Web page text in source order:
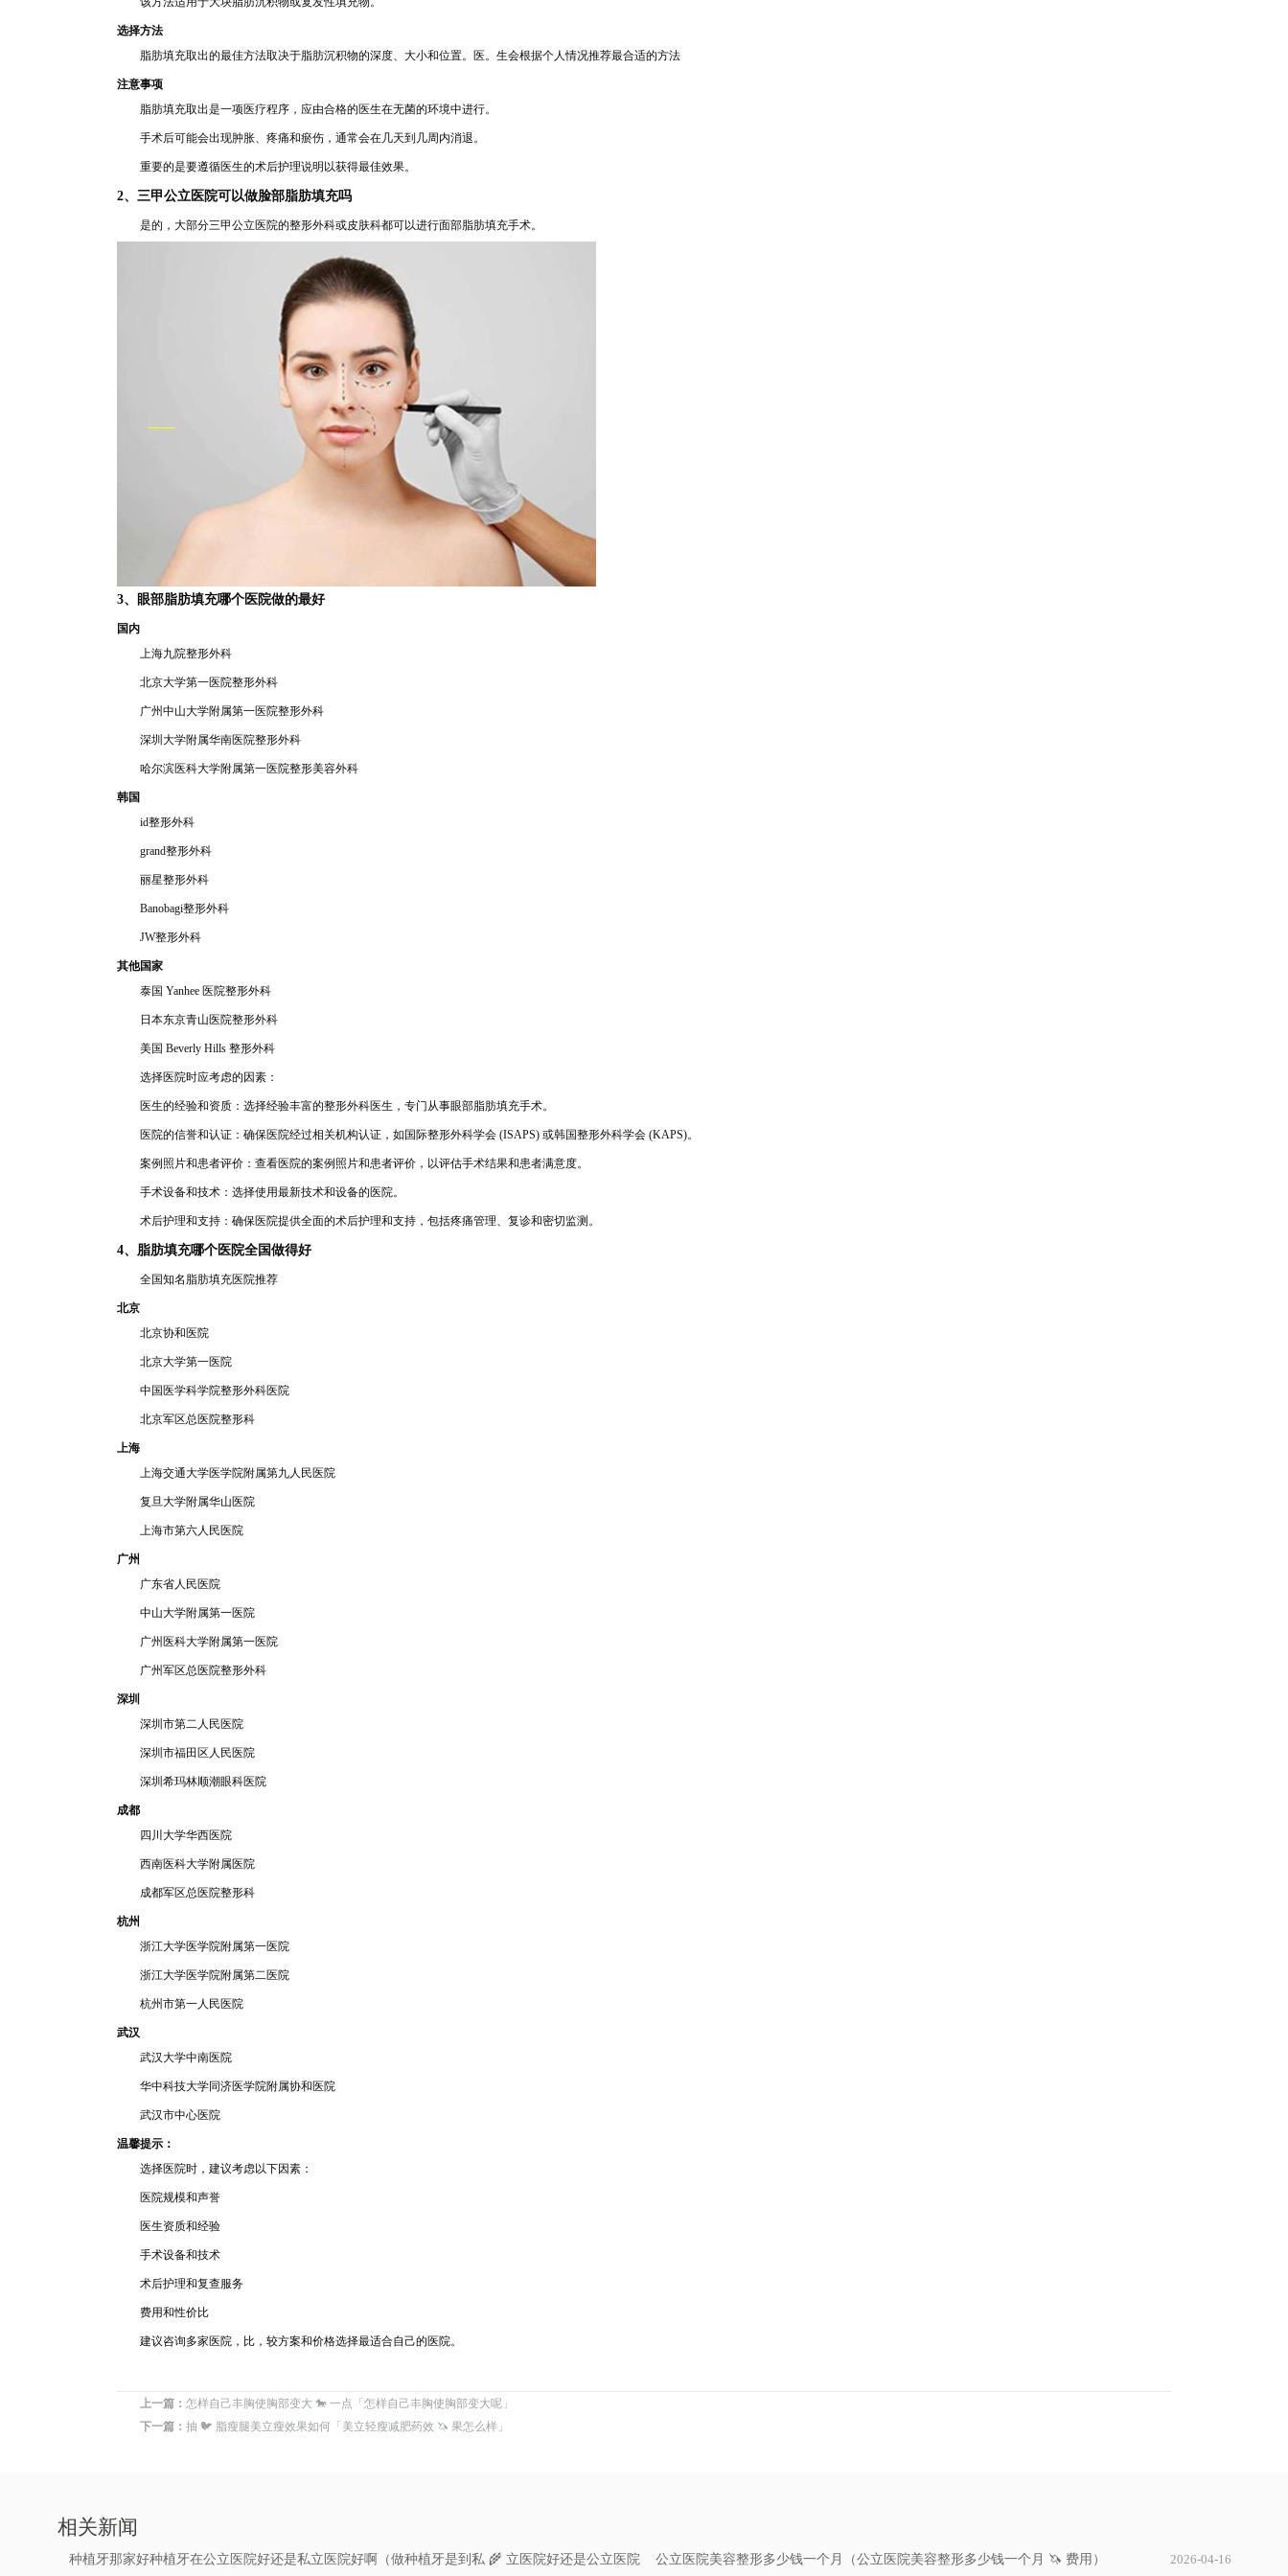
选择方法
脂肪填充取出的最佳方法取决于脂肪沉积物的深度、大小和位置。医。生会根据个人情况推荐最合适的方法
注意事项
脂肪填充取出是一项医疗程序，应由合格的医生在无菌的环境中进行。
手术后可能会出现肿胀、疼痛和瘀伤，通常会在几天到几周内消退。
重要的是要遵循医生的术后护理说明以获得最佳效果。
2、三甲公立医院可以做脸部脂肪填充吗
是的，大部分三甲公立医院的整形外科或皮肤科都可以进行面部脂肪填充手术。
3、眼部脂肪填充哪个医院做的最好
国内
上海九院整形外科
北京大学第一医院整形外科
广州中山大学附属第一医院整形外科
深圳大学附属华南医院整形外科
哈尔滨医科大学附属第一医院整形美容外科
韩国
id整形外科
grand整形外科
丽星整形外科
Banobagi整形外科
JW整形外科
其他国家
泰国 Yanhee 医院整形外科
日本东京青山医院整形外科
美国 Beverly Hills 整形外科
选择医院时应考虑的因素 ：
医生的经验和资质：选择经验丰富的整形外科医生，专门从事眼部脂肪填充手术。
医院的信誉和认证：确保医院经过相关机构认证，如国际整形外科学会 (ISAPS) 或韩国整形外科学会 (KAPS)。
案例照片和患者评价：查看医院的案例照片和患者评价，以评估手术结果和患者满意度。
手术设备和技术：选择使用最新技术和设备的医院。
术后护理和支持：确保医院提供全面的术后护理和支持，包括疼痛管理、复诊和密切监测。
4、脂肪填充哪个医院全国做得好
全国知名 脂肪填充医院推荐
北京
北京协和医院
北京大学第一医院
中国医学科学院整形外科医院
北京军区总医院整形科
上海
上海交通大学医学院附属第九人民医院
复旦大学附属华山医院
上海市第六人民医院
广州
广东省 人民医院
中山大学附属第一医院
广州医科大学附属第一医院
广州军区总医院整形外科
深圳
深圳 市第二 人民医院
深圳市福田区人民医院
深圳希玛林顺潮眼科医院
成都
四川 大学华西医院
西南医科大学附属医院
成都军区总医院整形科
杭州
浙江大学医学院附属第一医院
浙江大学医学院附属第二医院
杭州市第一人民医院
武汉
武汉大学中南医院
华中科技大学同济医学院附属协和医院
武汉市中心医院
温馨提示：
选择医院时，建议考虑以下因素：
医院规模和声誉
医生资质和经验
手术设备和技术
术后护理和复查服务
费用和性价比
建议咨询多家医院，比，较方案和价格选择最适合自己的医院。
上一篇： 怎样自己丰胸使胸部变大 🐎 一点「怎样自己丰胸使胸部变大呢」
下一篇： 抽 🐦 脂瘦腿美立瘦效果如何「美立轻瘦减肥药效 🦄 果怎么样」
相关新闻
种植牙那家好种植牙在公立医院好还是私立医院好啊（做种植牙是到私 🌾 立医院好还是公立医院 公立医院美容整形多少钱一个月（公立医院美容整形多少钱一个月 🦄 费用） 2026-04-16